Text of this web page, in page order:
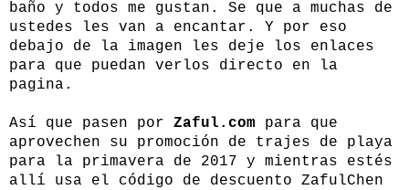
baño y todos me gustan. Se que a muchas de
ustedes les van a encantar. Y por eso
debajo de la imagen les deje los enlaces
para que puedan verlos directo en la
pagina.
Así que pasen por Zaful.com para que
aprovechen su promoción de trajes de playa
para la primavera de 2017 y mientras estés
allí usa el código de descuento ZafulChen